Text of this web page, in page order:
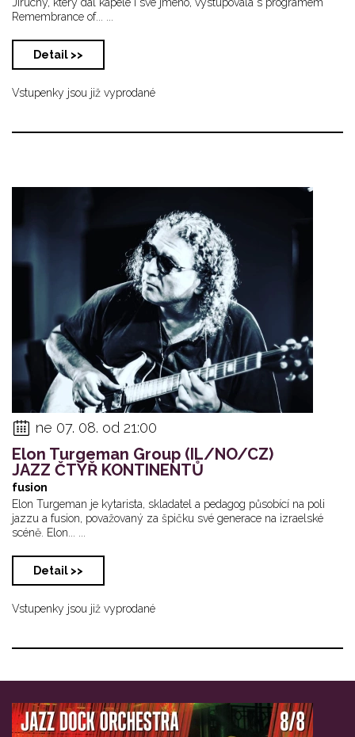
Remembrance of... ...
Detail >>
Vstupenky jsou již vyprodané
ne 07. 08. od 21:00
Elon Turgeman Group (IL/NO/CZ)
JAZZ ČTYŘ KONTINENTŮ
fusion
Elon Turgeman je kytarista, skladatel a pedagog působící na poli
jazzu a fusion, považovaný za špičku své generace na izraelské
scéně. Elon... ...
Detail >>
Vstupenky jsou již vyprodané